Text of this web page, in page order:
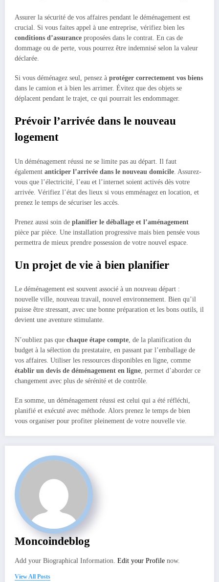
Assurer la sécurité de vos affaires pendant le déménagement est
crucial. Si vous faites appel à une entreprise, vérifiez bien les
conditions d’assurance proposées dans le contrat. En cas de
dommage ou de perte, vous pourrez être indemnisé selon la valeur
déclarée.
Si vous déménagez seul, pensez à protéger correctement vos biens
dans le camion et à bien les arrimer. Évitez que des objets se
déplacent pendant le trajet, ce qui pourrait les endommager.
Prévoir l’arrivée dans le nouveau
logement
Un déménagement réussi ne se limite pas au départ. Il faut
également anticiper l’arrivée dans le nouveau domicile . Assurez-
vous que l’électricité, l’eau et l’internet soient activés dès votre
arrivée. Vérifiez l’état des lieux si vous emménagez en location, et
prenez le temps de sécuriser les accès.
Prenez aussi soin de planifier le déballage et l’aménagement
pièce par pièce. Une installation progressive mais bien pensée vous
permettra de mieux prendre possession de votre nouvel espace.
Un projet de vie à bien planifier
Le déménagement est souvent associé à un nouveau départ :
nouvelle ville, nouveau travail, nouvel environnement. Bien qu’il
puisse être stressant, avec une bonne préparation et les bons outils, il
devient une aventure stimulante.
N’oubliez pas que chaque étape compte , de la planification du
budget à la sélection du prestataire, en passant par l’emballage de
vos affaires. Utiliser les ressources disponibles en ligne, comme
établir un devis de déménagement en ligne , permet d’aborder ce
changement avec plus de sérénité et de contrôle.
En somme, un déménagement réussi est celui qui a été réfléchi,
planifié et exécuté avec méthode. Alors prenez le temps de bien
vous organiser pour profiter pleinement de votre nouvelle vie.
Moncoindeblog
Add your Biographical Information. Edit your Profile now.
View All Posts